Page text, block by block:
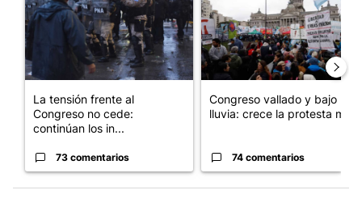
La tensión frente al
Congreso no cede:
continúan los in...
73 comentarios
Congreso vallado y bajo la
lluvia: crece la protesta mi...
74 comentarios